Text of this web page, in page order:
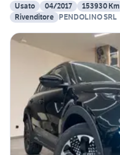
Usato
04/2017 153930 Km
Rivenditore PENDOLINO SRL